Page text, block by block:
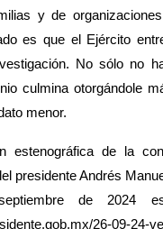
y de
es que el Ejército
No sólo no
culmina otorgándole
menor.
estenográfica de la
presidente Andrés
de 2024
26-09-24-